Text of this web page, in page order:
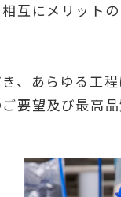
互にメリット
、あらゆる工
要望及び最高